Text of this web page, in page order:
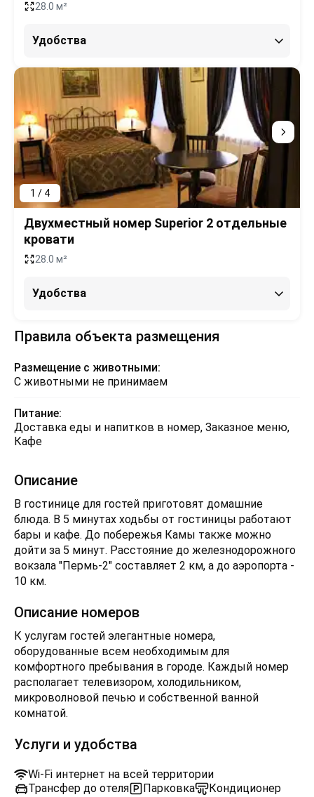
28.0 м²
Удобства
1 / 4
Двухместный номер Superior 2 отдельные
кровати
28.0 м²
Удобства
Правила объекта размещения
Размещение с животными:
С животными не принимаем
Питание:
Доставка еды и напитков в номер, Заказное меню,
Кафе
Описание
В гостинице для гостей приготовят домашние
блюда. В 5 минутах ходьбы от гостиницы работают
бары и кафе. До побережья Камы также можно
дойти за 5 минут. Расстояние до железнодорожного
вокзала "Пермь-2" составляет 2 км, а до аэропорта -
10 км.
Описание номеров
К услугам гостей элегантные номера,
оборудованные всем необходимым для
комфортного пребывания в городе. Каждый номер
располагает телевизором, холодильником,
микроволновой печью и собственной ванной
комнатой.
Услуги и удобства
Wi-Fi интернет на всей территории
Трансфер до отеля
Парковка Кондиционер